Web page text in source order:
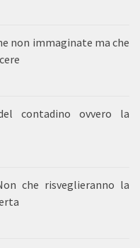
non immaginate ma che
contadino ovvero la
che risveglieranno la